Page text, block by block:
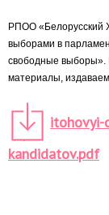
РПОО «Белорусский
выборами в
свободные выборы».
материалы,
itohovyi-
kandidatov.pdf